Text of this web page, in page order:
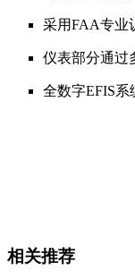
采用FAA专业
仪表部分通过
全数字EFIS
相关推荐